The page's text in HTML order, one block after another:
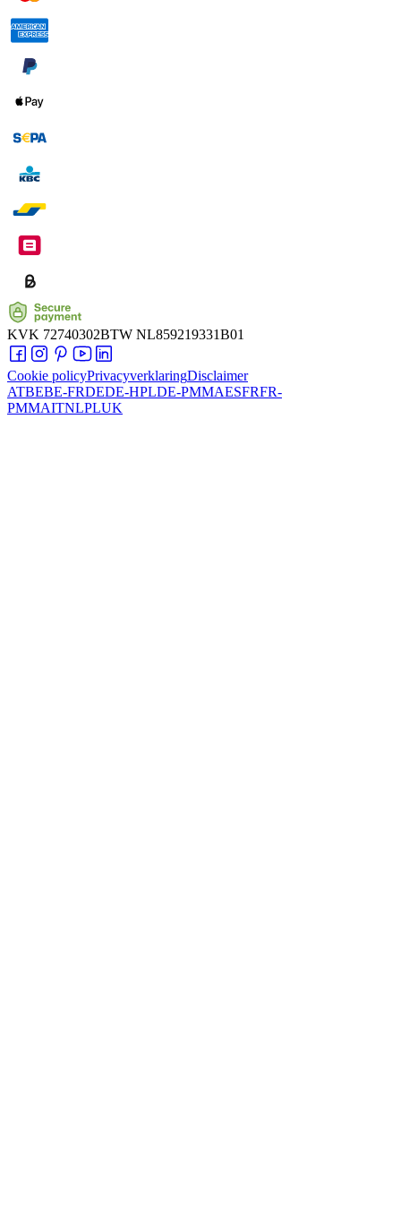
KVK 72740302BTW NL859219331B01
Cookie policyPrivacyverklaringDisclaimer
ATBEBE-FRDEDE-HPLDE-PMMAESFRFR-
PMMAITNLPLUK